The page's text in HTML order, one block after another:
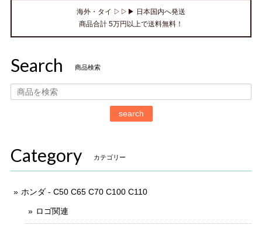
海外・タイ ▷▷▶ 日本国内へ発送
商品合計 5万円以上で送料無料！
Search 商品検索
search
Category カテゴリー
ホンダ - C50 C65 C70 C100 C110
ロゴ関連